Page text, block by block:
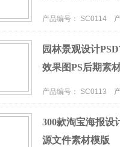
产品编号： SC0114
园林景观设计
效果图PS后期素
产品编号： SC0113
300款淘宝海报设
源文件素材模版